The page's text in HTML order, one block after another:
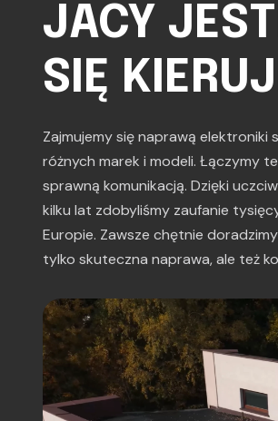
JACY
SIĘ
Zajmujemy się naprawą
różnych marek i modeli. Łączymy
sprawną komunikacją. Dzięki
kilku lat zdobyliśmy zaufanie
Europie. Zawsze chętnie
tylko skuteczna naprawa, ale też